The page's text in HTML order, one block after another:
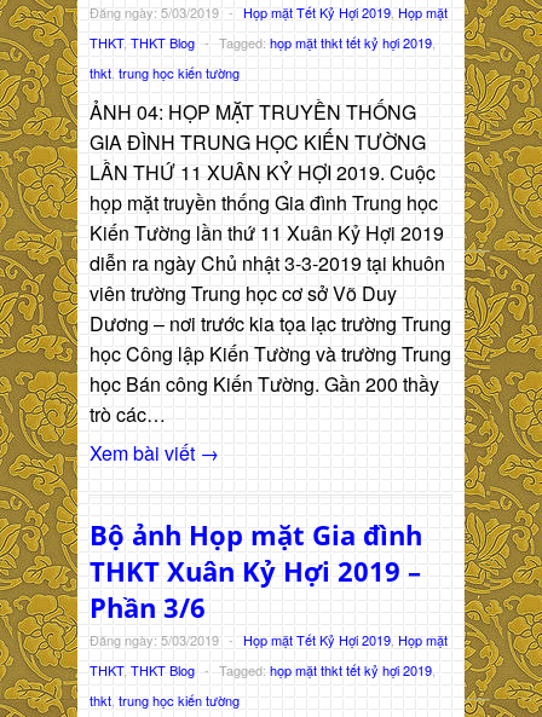
Đăng ngày: 5/03/2019 - Họp mặt Tết Kỷ Hợi 2019 Họp mặt
THKT, THKT Blog - Tagged: họp mặt thkt tết kỷ hợi 2019
thkt, trung học kiến tường
ẢNH 04: HỌP MẶT TRUYỀN THỐNG
GIA ĐÌNH TRUNG HỌC KIẾN TƯỜNG
LẦN THỨ 11 XUÂN KỶ HỢI 2019. Cuộc
họp mặt truyền thống Gia đình Trung học
Kiến Tường lần thứ 11 Xuân Kỷ Hợi 2019
diễn ra ngày Chủ nhật 3-3-2019 tại khuôn
viên trường Trung học cơ sở Võ Duy
Dương – nơi trước kia tọa lạc trường Trung
học Công lập Kiến Tường và trường Trung
học Bán công Kiến Tường. Gần 200 thầy
trò các…
Xem bài viết →
Bộ ảnh Họp mặt Gia đình
THKT Xuân Kỷ Hợi 2019 –
Phần 3/6
Đăng ngày: 5/03/2019 - Họp mặt Tết Kỷ Hợi 2019 Họp mặt
THKT, THKT Blog - Tagged: họp mặt thkt tết kỷ hợi 2019
thkt, trung học kiến tường